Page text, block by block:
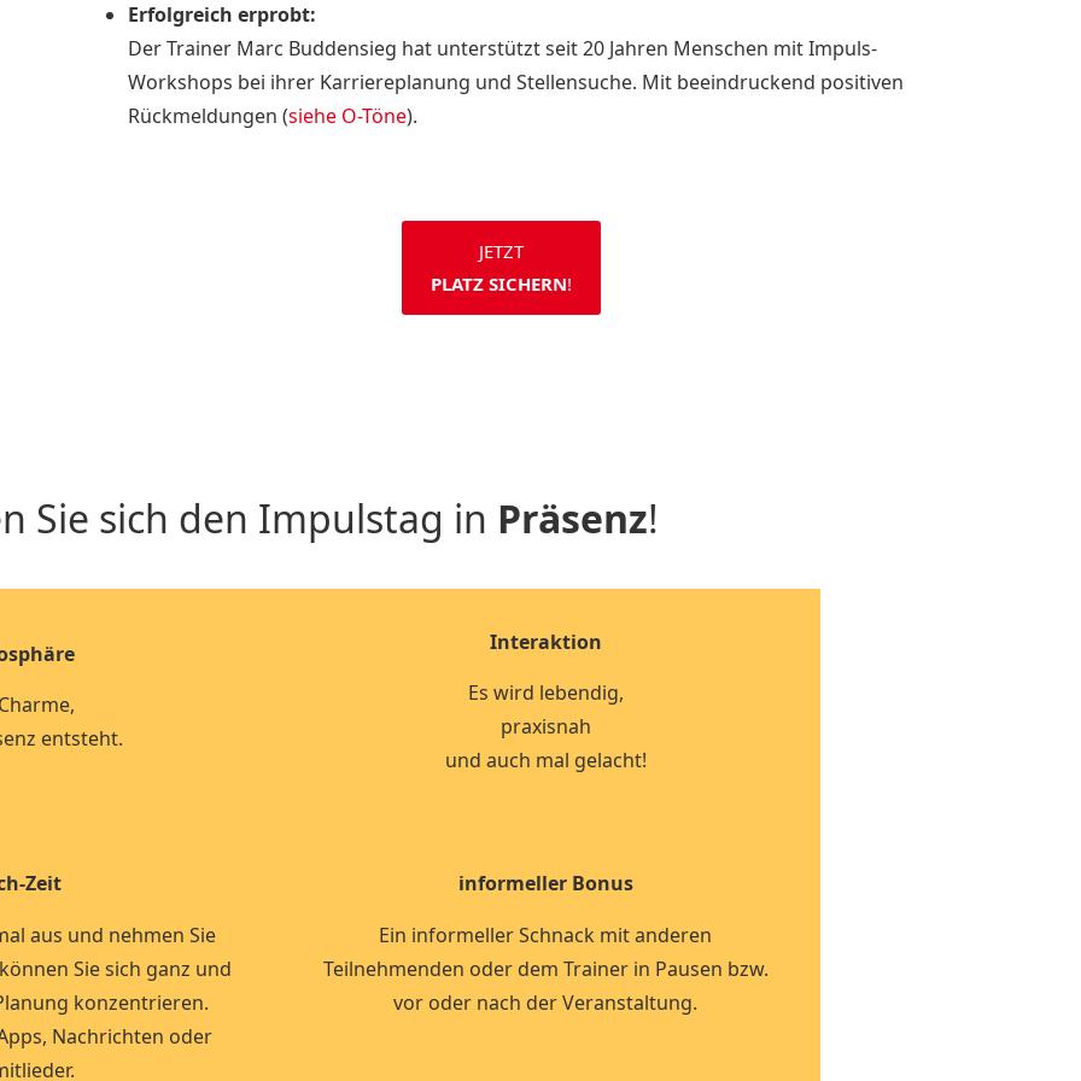
Erfolgreich erprobt:
Der Trainer Marc Buddensieg hat unterstützt seit 20 Jahren Menschen mit Impuls-
Workshops bei ihrer Karriereplanung und Stellensuche. Mit beeindruckend positiven
Rückmeldungen (siehe O-Töne).
JETZT
PLATZ SICHERN!
Sie sich den Impulstag in Präsenz!
entsteht.
Interaktion
Es wird lebendig,
praxisnah
und auch mal gelacht!
Zeit
aus und nehmen Sie
Sie sich ganz und
konzentrieren.
Nachrichten oder
informeller Bonus
Ein informeller Schnack mit anderen
Teilnehmenden oder dem Trainer in Pausen bzw.
vor oder nach der Veranstaltung.